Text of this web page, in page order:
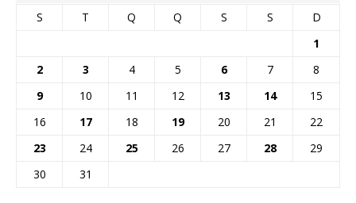
S T Q Q S S
D
1
2
3 4 5 6 7
8
9
10 11 12 13 14
15
16
17 18 19 20 21
22
23
24 25 26 27 28
29
30
31